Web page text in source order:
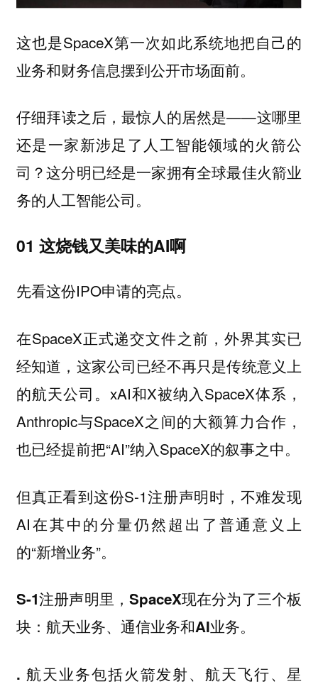
这也是SpaceX第一次如此系统地把自己的
业务和财务信息摆到公开市场面前。
仔细拜读之后，最惊人的居然是——这哪里
还是一家新涉足了人工智能领域的火箭公
司？这分明已经是一家拥有全球最佳火箭业
务的人工智能公司。
01 这烧钱又美味的AI啊
先看这份IPO申请的亮点。
在SpaceX正式递交文件之前，外界其实已
经知道，这家公司已经不再只是传统意义上
的航天公司。xAI和X被纳入SpaceX体系，
Anthropic与SpaceX之间的大额算力合作，
也已经提前把“AI”纳入SpaceX的叙事之中。
但真正看到这份S-1注册声明时，不难发现
AI在其中的分量仍然超出了普通意义上
的“新增业务”。
S-1注册声明里，SpaceX现在分为了三个板
块：航天业务、通信业务和AI业务。
. 航天业务包括火箭发射、航天飞行、星